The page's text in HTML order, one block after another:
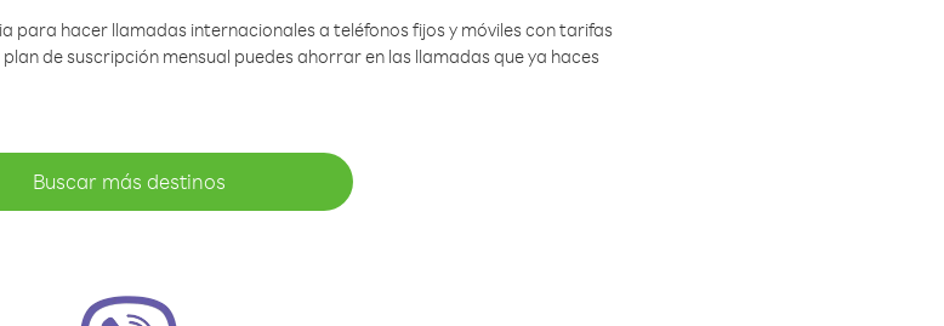
para hacer llamadas internacionales a teléfonos fijos y móviles con tarifas
de suscripción mensual puedes ahorrar en las llamadas que ya haces
Buscar más destinos